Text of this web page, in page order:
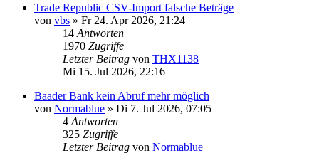
Trade Republic CSV-Import falsche Beträge
von vbs » Fr 24. Apr 2026, 21:24
14 Antworten
1970 Zugriffe
Letzter Beitrag von THX1138
Mi 15. Jul 2026, 22:16
Baader Bank kein Abruf mehr möglich
von Normablue » Di 7. Jul 2026, 07:05
4 Antworten
325 Zugriffe
Letzter Beitrag von Normablue